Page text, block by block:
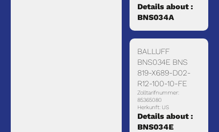
Details about :
BNS034A
BALLUFF
BNS034E BNS
819-X689-D02-
R12-100-10-FE
Zolltarifnummer:
85365080
Herkunft: US
Details about :
BNS034E